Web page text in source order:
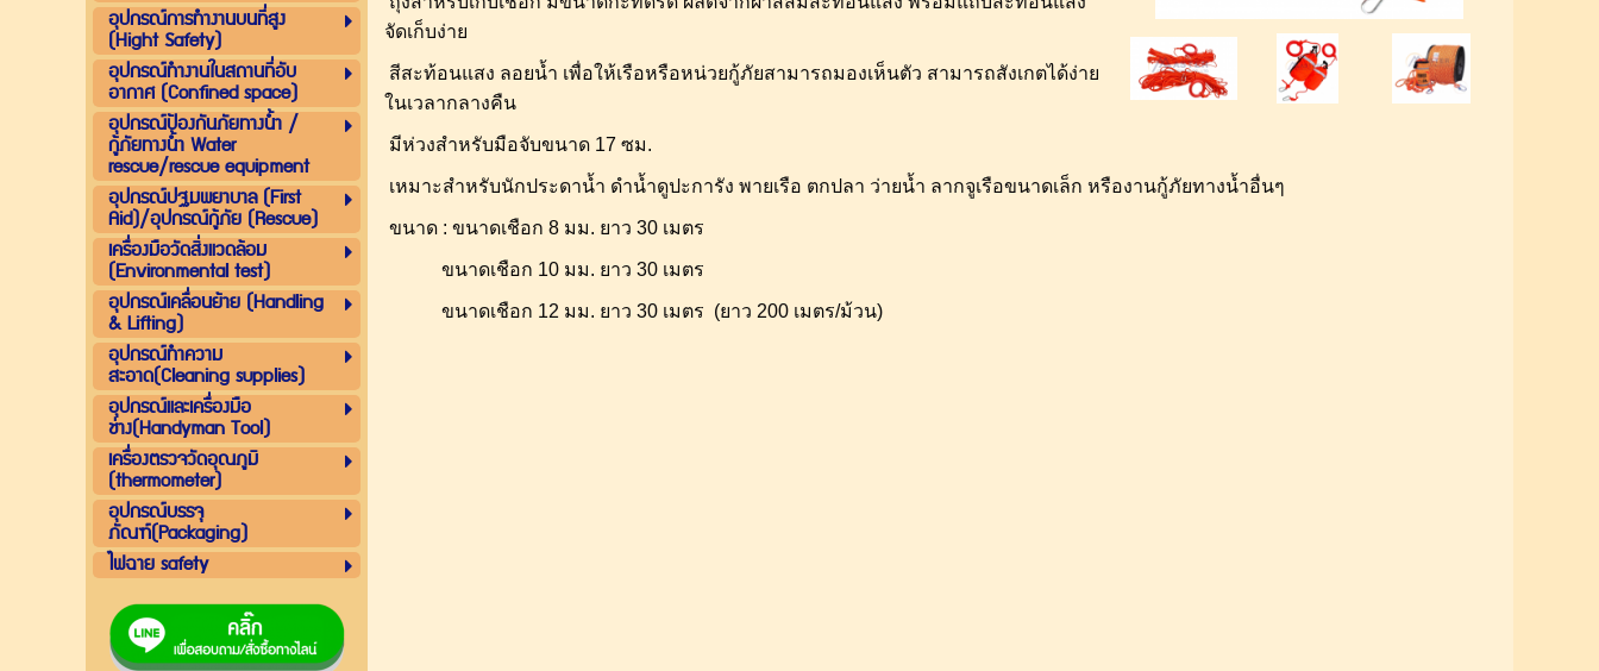
อุปกรณ์การทำงานบนที่สูง
(Hight Safety)
อุปกรณ์ทำงานในสถานที่อับ
อากาศ (Confined space)
อุปกรณ์ป้องกันภัยทางน้ำ /
กู้ภัยทางน้ำ Water
rescue/rescue equipment
อุปกรณ์ปฐมพยาบาล (First
Aid)/อุปกรณ์กู้ภัย (Rescue)
เครื่องมือวัดสิ่งแวดล้อม
(Environmental test)
อุปกรณ์เคลื่อนย้าย (Handling
& Lifting)
อุปกรณ์ทำความ
สะอาด(Cleaning supplies)
อุปกรณ์และเครื่องมือ
ช่าง(Handyman Tool)
เครื่องตรวจวัดอุณภูมิ
(thermometer)
อุปกรณ์บรรจุ
ภัณฑ์(Packaging)
ไฟฉาย safety
จัดเก็บง่าย
สีสะท้อนแสง ลอยน้ำ เพื่อให้เรือหรือหน่วยกู้ภัยสามารถมองเห็นตัว สามารถสังเกตได้ง่าย
ในเวลากลางคืน
มีห่วงสำหรับมือจับขนาด 17 ซม.
เหมาะสำหรับนักประดาน้ำ ดำน้ำดูปะการัง พายเรือ ตกปลา ว่ายน้ำ ลากจูเรือขนาดเล็ก หรืองานกู้ภัยทางน้ำอื่นๆ
ขนาด : ขนาดเชือก 8 มม. ยาว 30 เมตร
ขนาดเชือก 10 มม. ยาว 30 เมตร
ขนาดเชือก 12 มม. ยาว 30 เมตร (ยาว 200 เมตร/ม้วน)